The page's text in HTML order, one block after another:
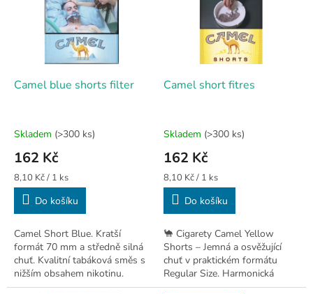
Camel blue shorts filter
Skladem (>300 ks)
162 Kč
Měrná
cena:
8,10 Kč / 1 ks
Do košíku
Camel Short Blue. Kratší
formát 70 mm a středně silná
chuť. Kvalitní tabáková směs s
nižším obsahem nikotinu.
Camel short fitres
Skladem (>300 ks)
162 Kč
Měrná
cena:
8,10 Kč / 1 ks
Do košíku
🐪 Cigarety Camel Yellow
Shorts – Jemná a osvěžující
chuť v praktickém formátu
Regular Size. Harmonická
směs pro lehčí zážitek.